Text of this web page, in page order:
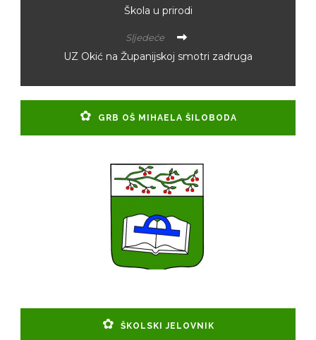
Škola u prirodi
Sljedeće
UZ Okić na Županijskoj smotri zadruga
GRB OŠ MIHAELA ŠILOBODA
ŠKOLSKI JELOVNIK